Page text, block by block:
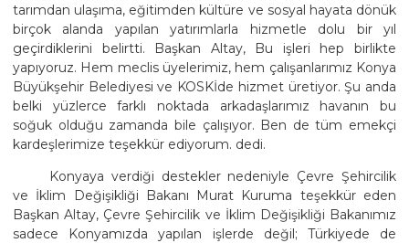
tarımdan ulaşıma, eğitimden kültüre ve sosyal hayata dönük
birçok alanda yapılan yatırımlarla hizmetle dolu bir yıl
geçirdiklerini belirtti. Başkan Altay, Bu işleri hep birlikte
yapıyoruz. Hem meclis üyelerimiz, hem çalışanlarımız Konya
Büyükşehir Belediyesi ve KOSKİde hizmet üretiyor. Şu anda
belki yüzlerce farklı noktada arkadaşlarımız havanın bu
soğuk olduğu zamanda bile çalışıyor. Ben de tüm emekçi
kardeşlerimize teşekkür ediyorum. dedi.
Konyaya verdiği destekler nedeniyle Çevre Şehircilik
ve İklim Değişikliği Bakanı Murat Kuruma teşekkür eden
Başkan Altay, Çevre Şehircilik ve İklim Değişikliği Bakanımız
sadece Konyamızda yapılan işlerde değil; Türkiyede de